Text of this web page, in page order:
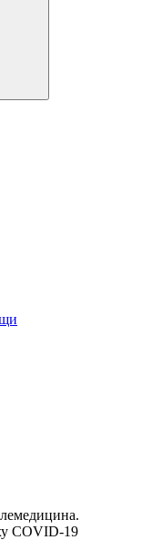
COVID-19